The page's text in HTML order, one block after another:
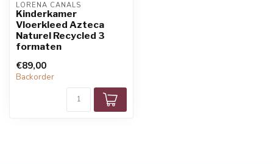
LORENA CANALS
Kinderkamer
Vloerkleed Azteca
Naturel Recycled 3
formaten
€89,00
Backorder